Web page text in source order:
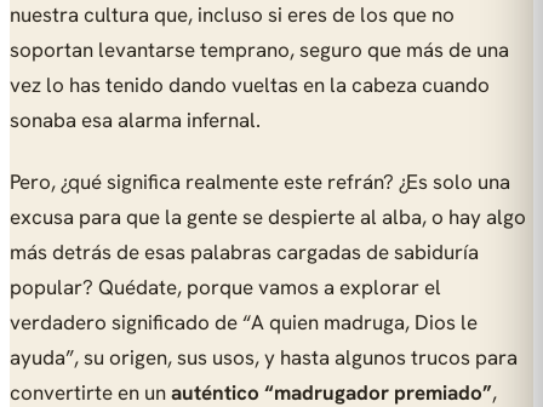
nuestra cultura que, incluso si eres de los que no
soportan levantarse temprano, seguro que más de una
vez lo has tenido dando vueltas en la cabeza cuando
sonaba esa alarma infernal.
Pero, ¿qué significa realmente este refrán? ¿Es solo una
excusa para que la gente se despierte al alba, o hay algo
más detrás de esas palabras cargadas de sabiduría
popular? Quédate, porque vamos a explorar el
verdadero significado de “A quien madruga, Dios le
ayuda”, su origen, sus usos, y hasta algunos trucos para
convertirte en unauténtico “madrugador premiado”,